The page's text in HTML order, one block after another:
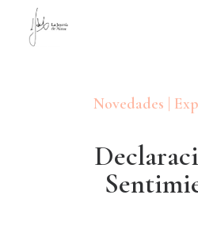
Novedades |
Declaraci
Sentimi